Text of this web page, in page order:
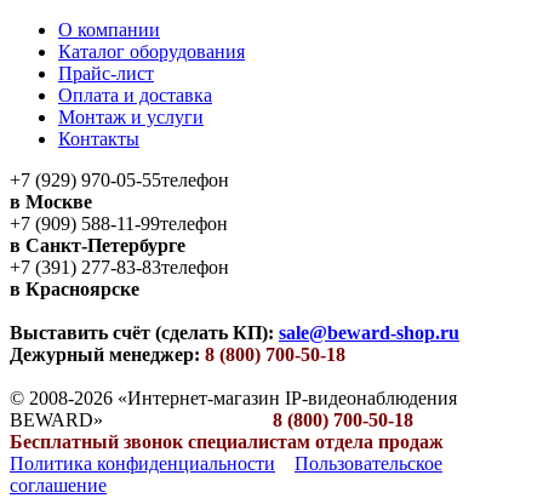
О компании
Каталог оборудования
Прайс-лист
Оплата и доставка
Монтаж и услуги
Контакты
+7 (929) 970-05-55телефон
в Москве
+7 (909) 588-11-99телефон
в Санкт-Петербурге
+7 (391) 277-83-83телефон
в Красноярске
Выставить счёт (сделать КП): sale@beward-shop.ru
Дежурный менеджер: 8 (800) 700-50-18
© 2008-2026 «Интернет-магазин IP-видеонаблюдения
BEWARD» 8 (800) 700-50-18
Бесплатный звонок специалистам отдела продаж
Политика конфиденциальности
Пользовательское
соглашение